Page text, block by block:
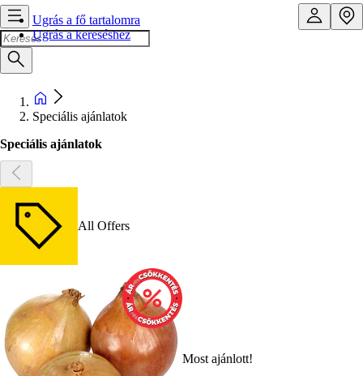
Ugrás a fő tartalomra
Ugrás a kereséshez
Speciális ajánlatok
Speciális ajánlatok
All Offers
Most ajánlott!